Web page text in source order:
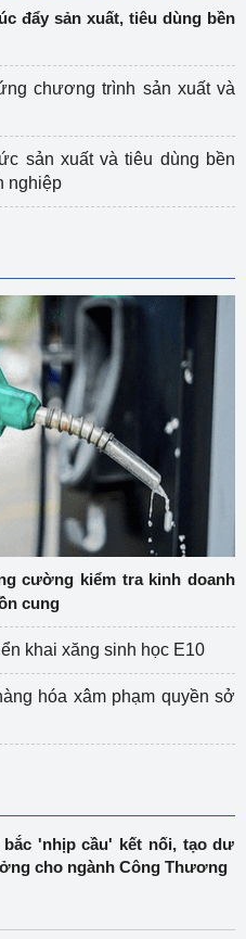
đẩy sản xuất, tiêu dùng bền
chương trình sản xuất và
sản xuất và tiêu dùng bền
nghiệp
cường kiểm tra kinh doanh
cung
khai xăng sinh học E10
hóa xâm phạm quyền sở
'nhịp cầu' kết nối, tạo dư
cho ngành Công Thương